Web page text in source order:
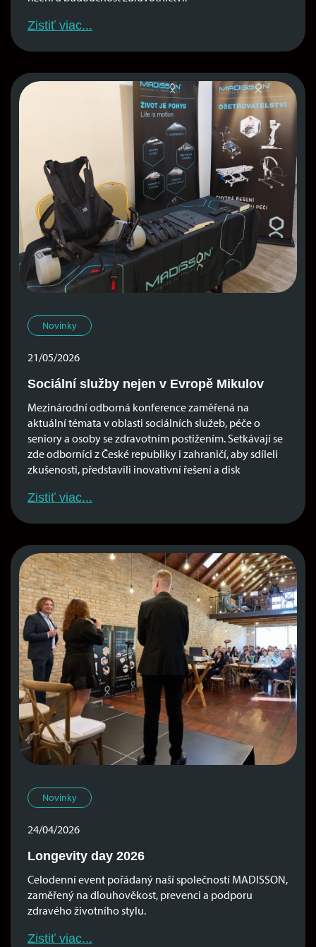
Zistiť viac...
Novinky
21/05/2026
Sociální služby nejen v Evropě Mikulov
Mezinárodní odborná konference zaměřená na
aktuální témata v oblasti sociálních služeb, péče o
seniory a osoby se zdravotním postižením. Setkávají se
zde odborníci z České republiky i zahraničí, aby sdíleli
zkušenosti, představili inovativní řešení a disk
Zistiť viac...
Novinky
24/04/2026
Longevity day 2026
Celodenní event pořádaný naší společností MADISSON,
zaměřený na dlouhověkost, prevenci a podporu
zdravého životního stylu.
Zistiť viac...